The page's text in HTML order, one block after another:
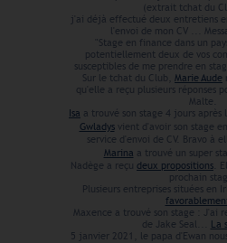
(extrait tchat du
j'ai déjà effectué deux entretiens
l'envoi de mon CV ...
"Stage en finance dans un
potentiellement deux de vos
susceptibles de me prendre en
Sur le tchat du Club, Marie Aude
qu'elle a reçu plusieurs réponses
Malte.
Isa a trouvé son stage 4 jours après
Gwladysvient d'avoir son stage
service d'envoi de CV. Bravo à
Marina a trouvé un super
Nadège a reçu deux propositions .
prochain
Plusieurs entreprises situées en
Maxence a trouvé son stage : J'ai
de Jake Seal...
La
5 janvier 2021, le papa d'Ewan